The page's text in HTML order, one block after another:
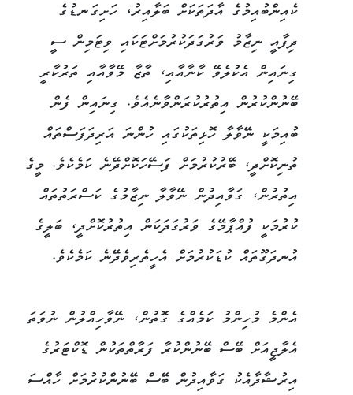
ކެއިންބުއިމުގެ އާދަތަކަށް ބަލާއިރު، ހަށިގަނޑުގެ
ދިފާއީ ނިޒާމު ވަރުގަދަކުރުމަށްޓަކައި ވިޓަމިން ސީ
ގިނައިން އެކުލެވޭ ކާނާއާއި، ތާޒާ މޭވާއާއި ތަރުކާރީ
ބޭނުންކުރުން އިތުރުކުރަންވާނެއެވެ. ގިނައިން ފެން
ބުއިމަކީ ނޭވާލާ ހޮޅިތަކުގައި ހުންނަ އަރިދަފަސްތައް
ތުނިކޮށްދީ، ބޭރުކުރުމަށް ފަސޭހަކޮށްދޭނެ ކަމެކެވެ. މީގެ
އިތުރުން، ގަވާއިދުން ނޭވާލާ ނިޒާމުގެ ކަސްރަތުތައް
ކުރުމަކީ ފުއްޕާމޭގެ ވަރުގަދަކަން އިތުރުކޮށްދީ، ބަލީގެ
އުނދަގޫތައް ކުޑަކުރުމަށް އެހީތެރިވެދޭނެ ކަމެކެވެ.
އެންމެ މުހިންމު ކަމެއްގެ ގޮތުން، ނޭވާހިއްލުން ނުވަތަ
އެލާޖީއަށް ބޭސް ބޭނުންކުރާ ފަރާތްތަކުން ޑޮކްޓަރުގެ
އިރުޝާދާއެކު ގަވާއިދުން ބޭސް ބޭނުންކުރުމަށް ހާއްސަ